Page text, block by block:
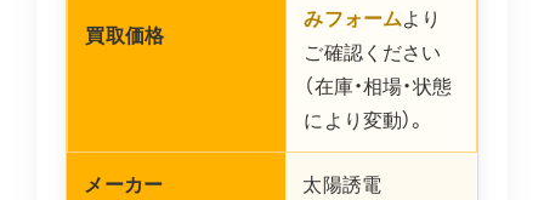
買取価格
みフォームより
ご確認ください
（在庫・相場・状態
により変動）。
メーカー 太陽誘電